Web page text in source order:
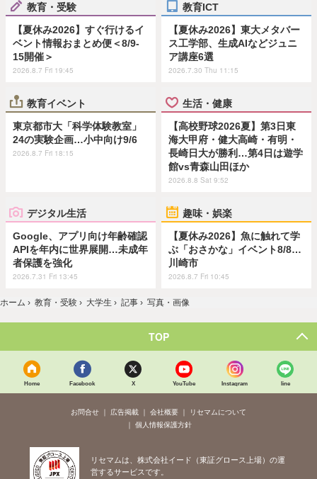
教育・受験
【夏休み2026】すぐ行けるイ
ベント情報おまとめ便＜8/9-
15開催＞
2026.8.7 Fri 19:45
教育ICT
【夏休み2026】東大メタバー
ス工学部、生成AIなどジュニ
ア講座6選
2026.7.30 Thu 11:15
教育イベント
東京都市大「科学体験教室」
24の実験企画…小中向け9/6
2026.8.7 Fri 18:15
生活・健康
【高校野球2026夏】第3日東
海大甲府・健大高崎・有明・
長崎日大が勝利…第4日は遊学
館vs青森山田ほか
2026.8.8 Sat 9:52
デジタル生活
Google、アプリ向け年齢確認
APIを年内に世界展開…未成年
者保護を強化
2026.7.31 Fri 13:45
趣味・娯楽
【夏休み2026】魚に触れて学
ぶ「おさかな」イベント8/8…
川崎市
2026.8.7 Fri 10:45
ホーム › 教育・受験 › 大学生 › 記事 › 写真・画像
TOP
Home Facebook X YouTube Instagram line
お問合せ 広告掲載 会社概要
リセマムについて
個人情報保護方針
リセマムは、株式会社イード（東証グロース上場）の運
営するサービスです。